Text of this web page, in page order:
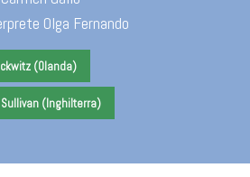
Olga Fernando
(Olanda)
(Inghilterra)